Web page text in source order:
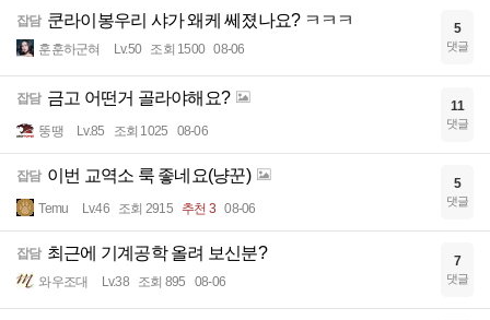
잡담 쿤라이봉우리 샤가 왜케 쎄졌나요? ㅋㅋㅋ
훈훈하군혀 Lv.50 조회 1500 08-06
5
댓글
잡담 금고 어떤거 골라야해요?
뚱땡 Lv.85 조회 1025 08-06
11
댓글
잡담 이번 교역소 룩 좋네요(냥꾼)
Temu Lv.46 조회 2915 추천 3 08-06
5
댓글
잡담 최근에 기계공학 올려 보신분?
와우조대 Lv.38 조회 895 08-06
7
댓글